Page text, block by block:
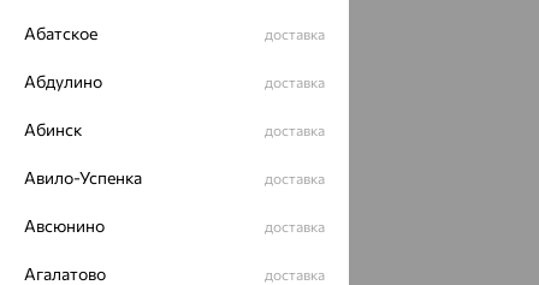
Абатское доставка
Абдулино доставка
Абинск доставка
Авило-Успенка доставка
Авсюнино доставка
Агалатово доставка